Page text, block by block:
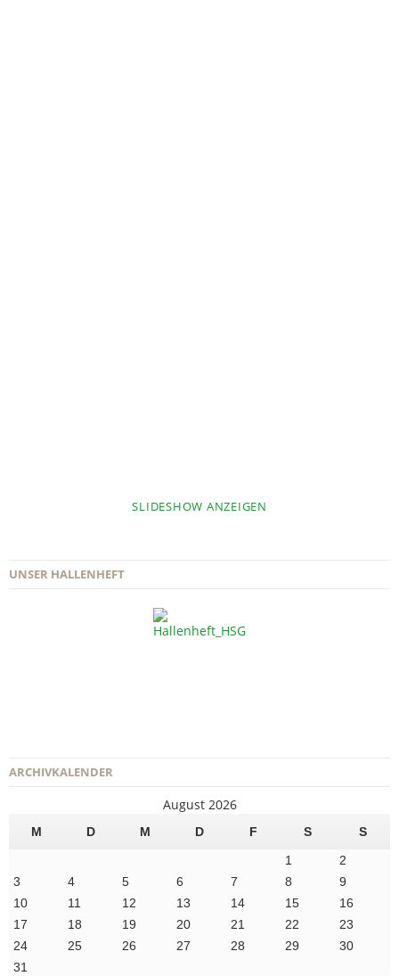
SLIDESHOW ANZEIGEN
UNSER HALLENHEFT
ARCHIVKALENDER
August 2026
M D M D F S
S
1
2
3
4 5 6 7 8
9
10
11 12 13 14 15
16
17
18 19 20 21 22
23
24
25 26 27 28 29
30
31